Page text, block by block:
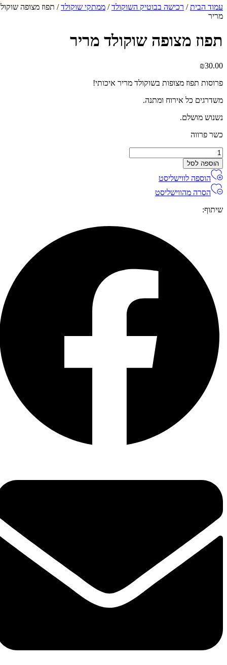
עמוד הבית/רכישה בבוטיק השוקולד/ממתקי שוקולד/ תפוז מצופה שוקולד
מריר
תפוז מצופה שוקולד מריר
₪30.00
פרוסות תפוז מצופות בשוקולד מריר איכותי!
משדרגים כל אירוח ומתנה.
נשנוש מושלם.
כשר פרווה
כמות
של
תפוז
מצופה
שוקולד
מריר
הוספה לסל
הוספה לווישליסט
הסרה מהווישליסט
שיתוף: